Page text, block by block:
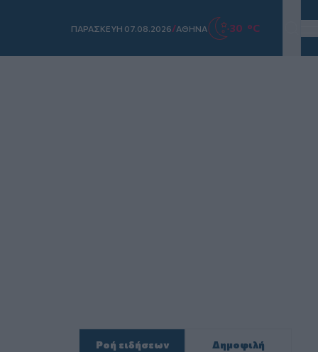
ΠΑΡΑΣΚΕΥΗ 07.08.2026/ΑΘΗΝΑ 30 °C
Ροή ειδήσεων Δημοφιλή